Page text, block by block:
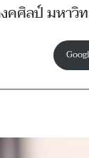
คศิลป์ มหาวิ